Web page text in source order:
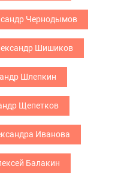
Чернодымов
Шишиков
Шлепкин
Щепетков
Иванова
Балакин